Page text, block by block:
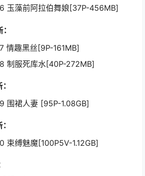
玉藻前阿拉伯舞娘[37P-456MB]
情趣黑丝[9P-161MB]
制服死库水[40P-272MB]
围裙人妻 [95P-1.08GB]
束缚魅魔[100P5V-1.12GB]